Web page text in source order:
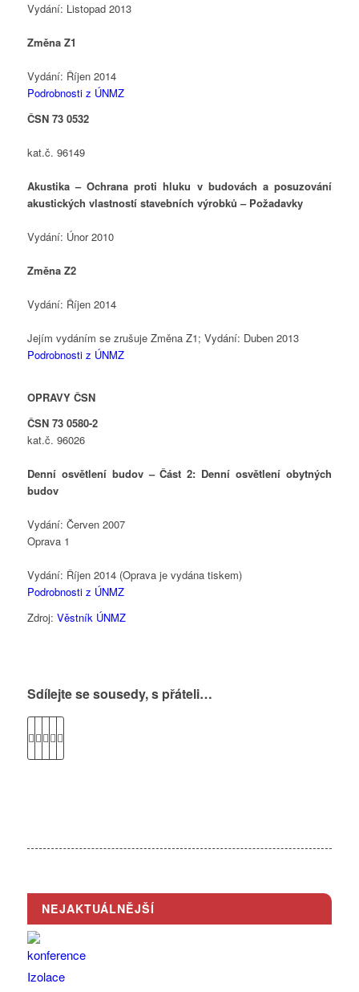
Vydání: Listopad 2013
Změna Z1
Vydání: Říjen 2014
Podrobnosti z ÚNMZ
ČSN 73 0532
kat.č. 96149
Akustika – Ochrana proti hluku v budovách a posuzování
akustických vlastností stavebních výrobků – Požadavky
Vydání: Únor 2010
Změna Z2
Vydání: Říjen 2014
Jejím vydáním se zrušuje Změna Z1; Vydání: Duben 2013
Podrobnosti z ÚNMZ
OPRAVY ČSN
ČSN 73 0580-2
kat.č. 96026
Denní osvětlení budov – Část 2: Denní osvětlení obytných
budov
Vydání: Červen 2007
Oprava 1
Vydání: Říjen 2014 (Oprava je vydána tiskem)
Podrobnosti z ÚNMZ
Zdroj: Věstník ÚNMZ
Sdílejte se sousedy, s přáteli…
NEJAKTUÁLNĚJŠÍ